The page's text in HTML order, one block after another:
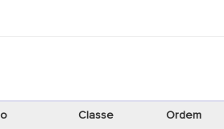
Classe Ordem